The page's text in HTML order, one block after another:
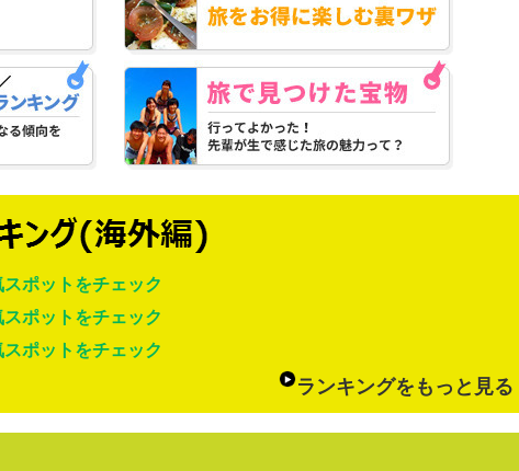
ポットをチェック
ポットをチェック
ポットをチェック
ランキングをもっと見る